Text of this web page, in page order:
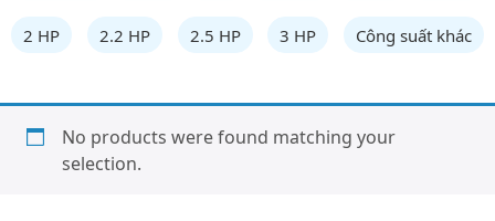
2 HP 2.2 HP 2.5 HP 3 HP Công suất khác
No products were found matching your
selection.